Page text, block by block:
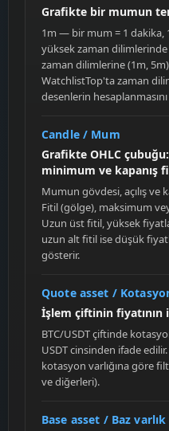
Grafikte bir mumun
1m — bir mum = 1
yüksek zaman
zaman dilimlerine (1m,
WatchlistTop'ta zaman
desenlerin
Candle / Mum
Grafikte OHLC
minimum ve kapanış
Mumun gövdesi, açılış ve
Fitil (gölge), maksimum
Uzun üst fitil, yüksek
uzun alt fitil ise düşük
gösterir.
Quote asset /
İşlem çiftinin fiyatının
BTC/USDT çiftinde
USDT cinsinden ifade
kotasyon varlığına göre
ve diğerleri).
Base asset / Baz varlık